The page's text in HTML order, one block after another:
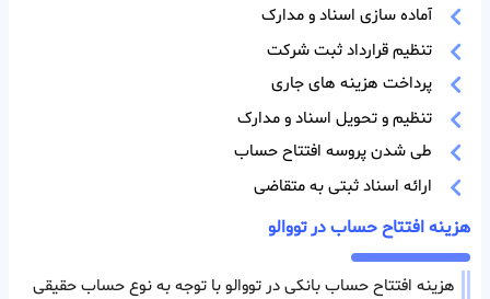
آماده سازی اسناد و مدارک
تنظیم قرارداد ثبت شرکت
پرداخت هزینه های جاری
تنظیم و تحویل اسناد و مدارک
طی شدن پروسه افتتاح حساب
ارائه اسناد ثبتی به متقاضی
هزینه افتتاح حساب در تووالو
هزینه افتتاح حساب بانکی در تووالو با توجه به نوع حساب حقیقی